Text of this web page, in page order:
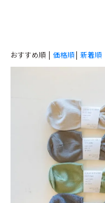
おすすめ順 | 価格順 | 新着順